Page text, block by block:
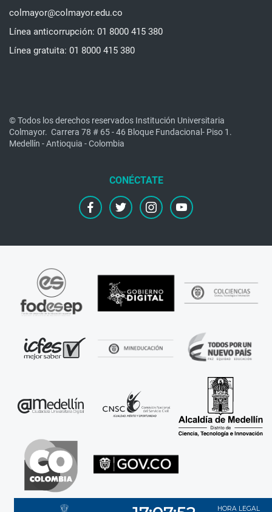
colmayor@colmayor.edu.co
Línea anticorrupción: 01 8000 415 380
Línea gratuita: 01 8000 415 380
© Todos los derechos reservados Institución Universitaria
Colmayor. Carrera 78 # 65 - 46 Bloque Fundacional- Piso 1.
Medellín - Antioquia - Colombia